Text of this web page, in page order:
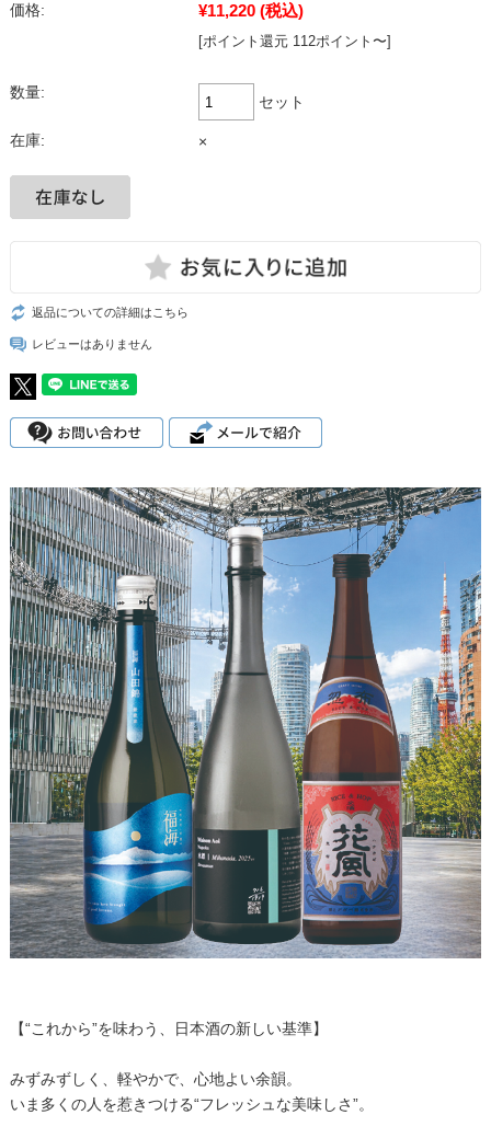
価格: ¥11,220 (税込)
[ポイント還元 112ポイント〜]
数量:
セット
在庫: ×
返品についての詳細はこちら
レビューはありません
【“これから”を味わう、日本酒の新しい基準】
みずみずしく、軽やかで、心地よい余韻。
いま多くの人を惹きつける“フレッシュな美味しさ”。